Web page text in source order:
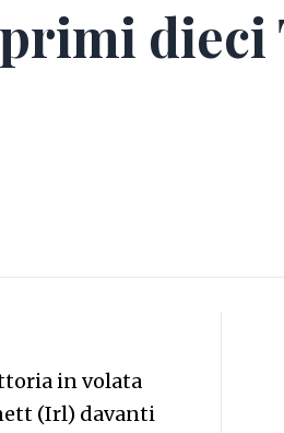
in volata
(Irl) davanti